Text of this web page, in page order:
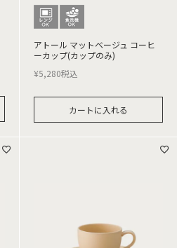
アトール マットベージュ コーヒ
ーカップ(カップのみ)
¥5,280税込
カートに入れる